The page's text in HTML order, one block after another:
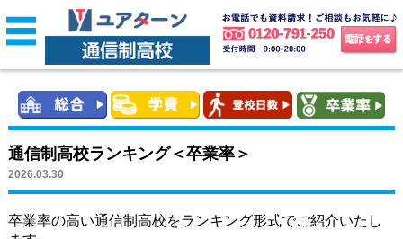
通信制高校ランキング＜卒業率＞
2026.03.30
卒業率の高い通信制高校をランキング形式でご紹介いたし